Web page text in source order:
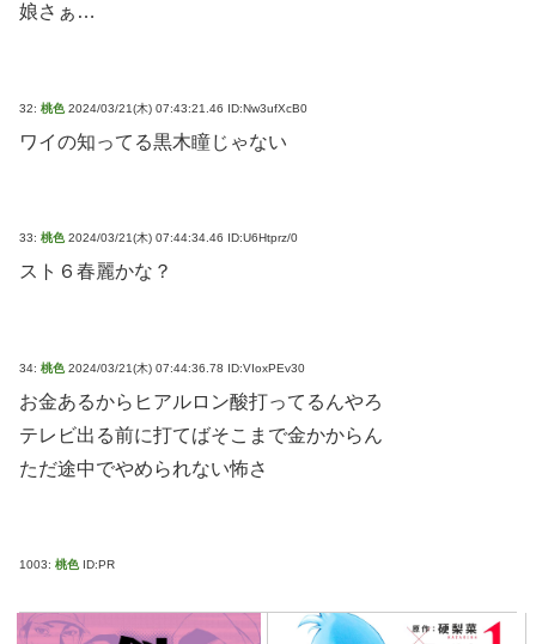
娘さぁ…
32: 桃色 2024/03/21(木) 07:43:21.46 ID:Nw3ufXcB0
ワイの知ってる黒木瞳じゃない
33: 桃色 2024/03/21(木) 07:44:34.46 ID:U6Htprz/0
スト６春麗かな？
34: 桃色 2024/03/21(木) 07:44:36.78 ID:VIoxPEv30
お金あるからヒアルロン酸打ってるんやろ
テレビ出る前に打てばそこまで金かからん
ただ途中でやめられない怖さ
1003: 桃色 ID:PR